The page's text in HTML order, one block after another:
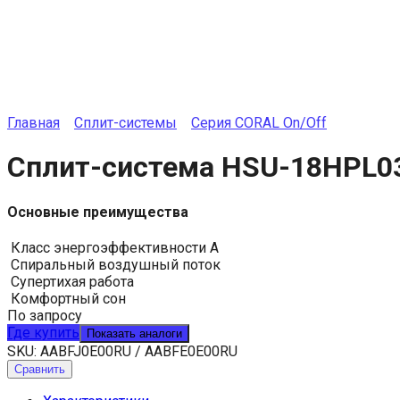
Главная Сплит-системы Серия CORAL On/Off
Сплит-система HSU-
Основные преимущества
Класс энергоэффективности A
Спиральный воздушный поток
Супертихая работа
Комфортный сон
По запросу
Где купить
Показать аналоги
SKU: AABFJ0E00RU / AABFE0E00RU
Сравнить